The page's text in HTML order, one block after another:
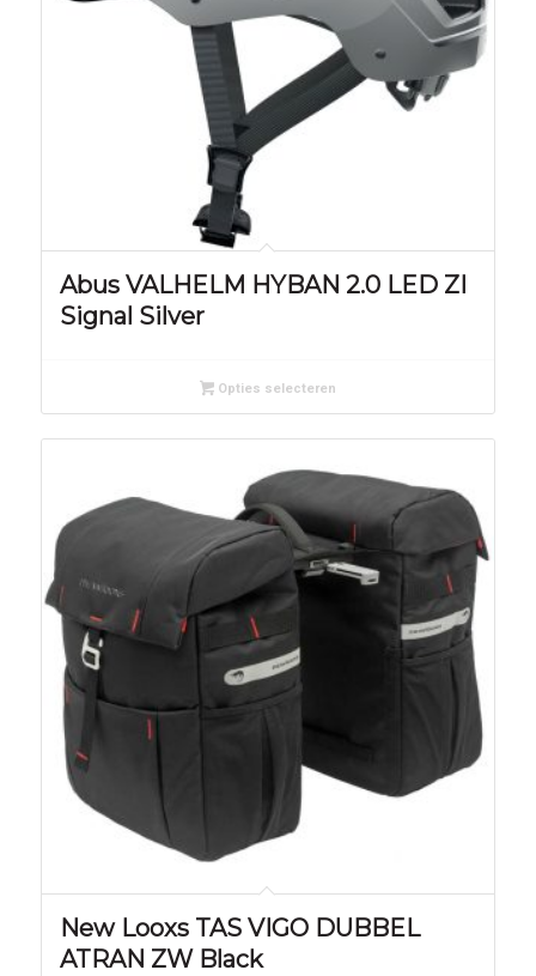
Abus VALHELM HYBAN 2.0 LED ZI
Signal Silver
Opties selecteren
New Looxs TAS VIGO DUBBEL
ATRAN ZW Black